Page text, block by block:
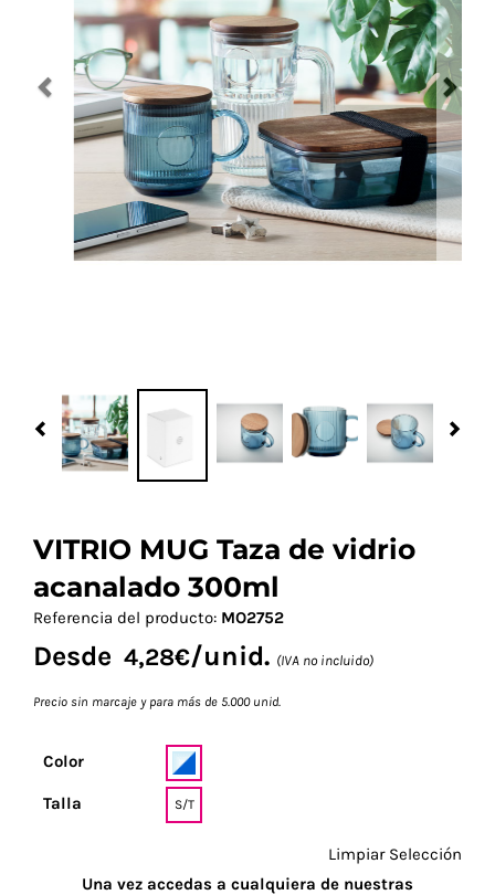
Navidad 🎄 Invierno
Tecnología
Previous
VITRIO MUG Taza de vidrio
acanalado 300ml
Referencia del producto: MO2752
Desde 4,28€/unid. (IVA no incluido)
Precio sin marcaje y para más de 5.000 unid.
Color
Talla S/T
Limpiar Selección
Una vez accedas a cualquiera de nuestras